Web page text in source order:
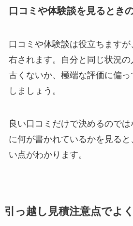
口コミや体験談を見るとき
口コミや体験談は役立ちます
右されます。自分と同じ状況
古くないか、極端な評価に偏
しましょう。
良い口コミだけで決めるのでは
に何が書かれているかを見る
い点がわかります。
引っ越し見積注意点でよ